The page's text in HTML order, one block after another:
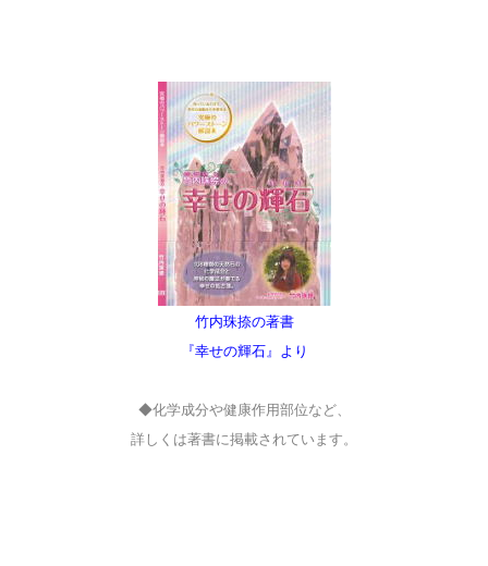
竹内珠捺の著書
『幸せの輝石』より
◆化学成分や健康作用部位など、
詳しくは著書に掲載されています。